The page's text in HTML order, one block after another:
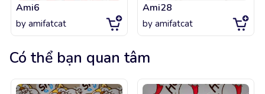
Ami6
by amifatcat
Ami28
by amifatcat
Có thể bạn quan tâm